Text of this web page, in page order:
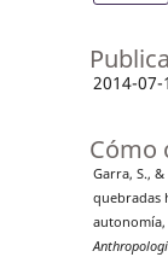
2014-07-
Cómo
Garra, S.,
quebradas